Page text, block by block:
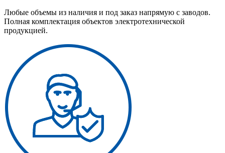
Любые объемы из наличия и под заказ напрямую с заводов.
Полная комплектация объектов электротехнической
продукцией.